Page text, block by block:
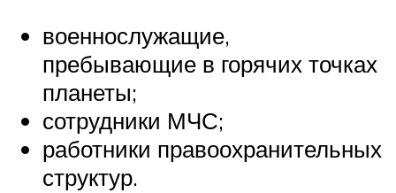
военнослужащие,
пребывающие в горячих точках
планеты;
сотрудники МЧС;
работники правоохранительных
структур.